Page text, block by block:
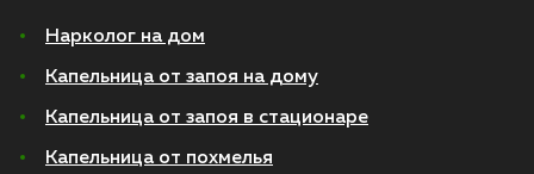
Нарколог на дом
Капельница от запоя на дому
Капельница от запоя в стационаре
Капельница от похмелья